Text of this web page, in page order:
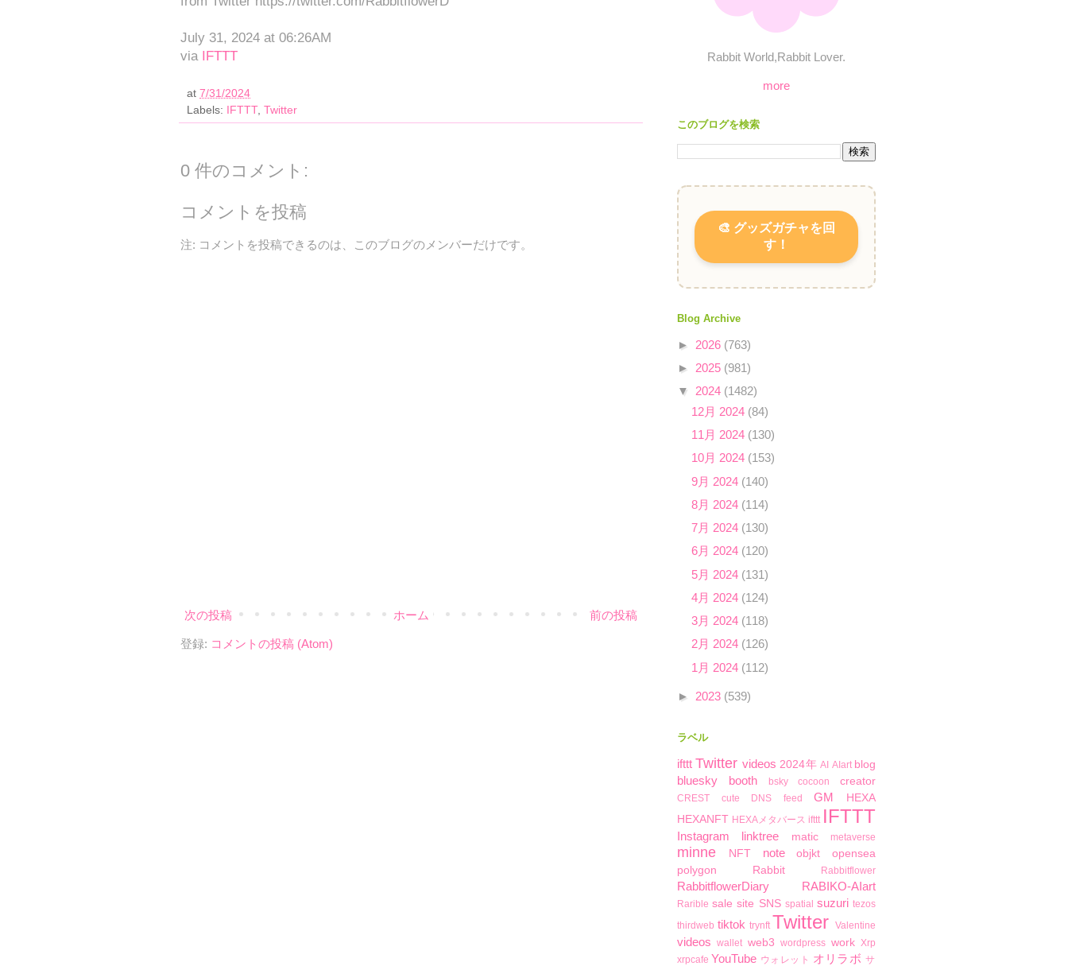
July 31, 2024 at 06:26AM
via IFTTT
at 7/31/2024
Labels:
IFTTT, Twitter
0 件のコメント:
コメントを投稿
注: コメントを投稿できるのは、このブログのメンバーだけです。
次の投稿 前の投稿
ホーム
登録: コメントの投稿 (Atom)
Rabbit World,Rabbit Lover.
more
このブログを検索
🎨 グッズガチャを回
す！
Blog Archive
► 2026 (763)
► 2025 (981)
▼ 2024 (1482)
12月 2024 (84)
11月 2024 (130)
10月 2024 (153)
9月 2024 (140)
8月 2024 (114)
7月 2024 (130)
6月 2024 (120)
5月 2024 (131)
4月 2024 (124)
3月 2024 (118)
2月 2024 (126)
1月 2024 (112)
► 2023 (539)
ラベル
ifttt Twitter videos 2024年 AI AIart blog
bluesky booth bsky cocoon creator
CREST cute DNS feed GM
HEXA
HEXANFT HEXAメタバース ifttt IFTTT
Instagram linktree matic metaverse
minne NFT note objkt
opensea
polygon
Rabbit Rabbitflower
RabbitflowerDiary RABIKO-AIart
Rarible sale site SNS spatial suzuri tezos
thirdweb tiktok trynft Twitter Valentine
videos wallet web3 wordpress work Xrp
xrpcafe YouTube ウォレット オリラボ サ